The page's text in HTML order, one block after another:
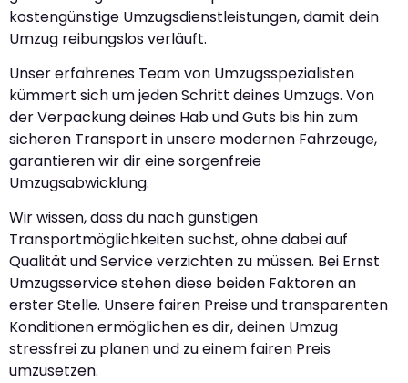
kostengünstige Umzugsdienstleistungen, damit dein
Umzug reibungslos verläuft.
Unser erfahrenes Team von Umzugsspezialisten
kümmert sich um jeden Schritt deines Umzugs. Von
der Verpackung deines Hab und Guts bis hin zum
sicheren Transport in unsere modernen Fahrzeuge,
garantieren wir dir eine sorgenfreie
Umzugsabwicklung.
Wir wissen, dass du nach günstigen
Transportmöglichkeiten suchst, ohne dabei auf
Qualität und Service verzichten zu müssen. Bei Ernst
Umzugsservice stehen diese beiden Faktoren an
erster Stelle. Unsere fairen Preise und transparenten
Konditionen ermöglichen es dir, deinen Umzug
stressfrei zu planen und zu einem fairen Preis
umzusetzen.